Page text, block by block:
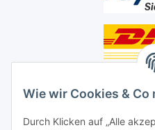
Wie wir Cookies & Co
Durch Klicken auf „Alle
Social Media